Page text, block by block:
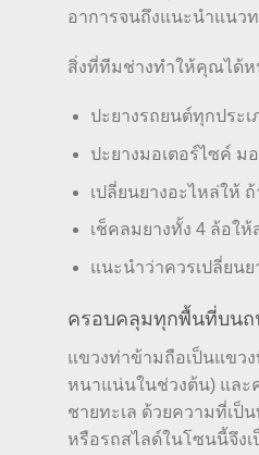
อาการจนถึงแนะนำแนว
สิ่งที่ทีมช่างทำให้คุณได้ห
ปะยางรถยนต์ทุกประเ
ปะยางมอเตอร์ไซค์ ม
เปลี่ยนยางอะไหล่ให้
เช็คลมยางทั้ง 4 ล้อใ
แนะนำว่าควรเปลี่ยน
ครอบคลุมทุกพื้นที่บนถ
แขวงท่าข้ามถือเป็นแขว
หนาแน่นในช่วงต้น) และ
ชายทะเล ด้วยความที่เป็
หรือรถสไลด์ในโซนนี้จึง